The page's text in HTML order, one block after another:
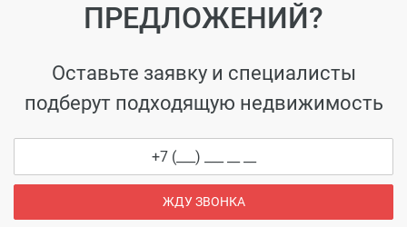
ПРЕДЛОЖЕНИЙ?
Оставьте заявку и специалисты
подберут подходящую недвижимость
ЖДУ ЗВОНКА